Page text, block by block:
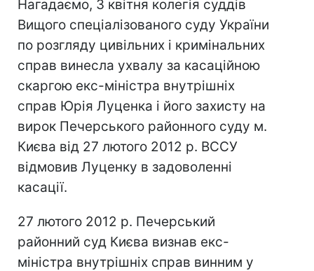
Нагадаємо, 3 квітня колегія суддів
Вищого спеціалізованого суду України
по розгляду цивільних і кримінальних
справ винесла ухвалу за касаційною
скаргою екс-міністра внутрішніх
справ Юрія Луценка і його захисту на
вирок Печерського районного суду м.
Києва від 27 лютого 2012 р. ВССУ
відмовив Луценку в задоволенні
касації.
27 лютого 2012 р. Печерський
районний суд Києва визнав екс-
міністра внутрішніх справ винним у